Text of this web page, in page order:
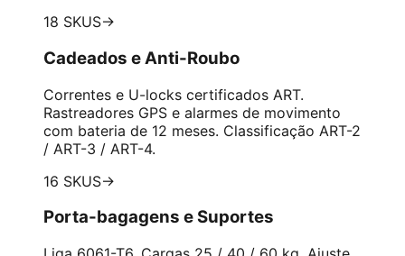
18 SKUS→
Cadeados e Anti-Roubo
Correntes e U-locks certificados ART.
Rastreadores GPS e alarmes de movimento
com bateria de 12 meses. Classificação ART-2
/ ART-3 / ART-4.
16 SKUS→
Porta-bagagens e Suportes